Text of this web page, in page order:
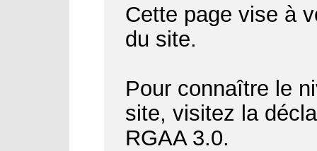
Cette page vise à
du site.
Pour connaître le
site, visitez la
RGAA 3.0.